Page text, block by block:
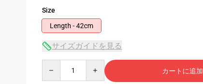
Size
Length - 42cm
サイズガイドを見る
カートに追加